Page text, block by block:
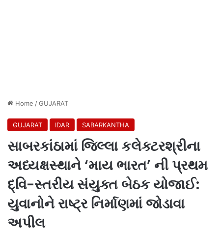
Home /GUJARAT
GUJARAT IDAR SABARKANTHA
સાબરકાંઠામાં જિલ્લા કલેક્ટરશ્રીના
અધ્યક્ષસ્થાને ‘માય ભારત’ ની પ્રથમ
દ્વિ-સ્તરીય સંયુક્ત બેઠક યોજાઈ:
યુવાનોને રાષ્ટ્ર નિર્માણમાં જોડાવા
અપીલ